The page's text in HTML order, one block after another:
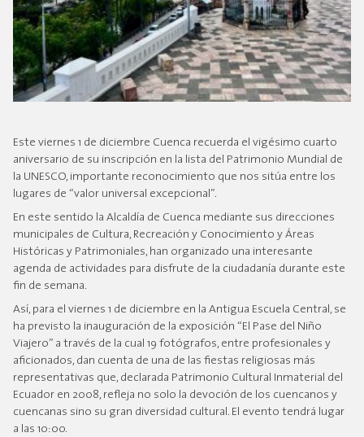
Este viernes 1 de diciembre Cuenca recuerda el vigésimo cuarto
aniversario de su inscripción en la lista del Patrimonio Mundial de
la UNESCO, importante reconocimiento que nos sitúa entre los
lugares de “valor universal excepcional”.
En este sentido la Alcaldía de Cuenca mediante sus direcciones
municipales de Cultura, Recreación y Conocimiento y Áreas
Históricas y Patrimoniales, han organizado una interesante
agenda de actividades para disfrute de la ciudadanía durante este
fin de semana.
Así, para el viernes 1 de diciembre en la Antigua Escuela Central, se
ha previsto la inauguración de la exposición “El Pase del Niño
Viajero” a través de la cual 19 fotógrafos, entre profesionales y
aficionados, dan cuenta de una de las fiestas religiosas más
representativas que, declarada Patrimonio Cultural Inmaterial del
Ecuador en 2008, refleja no solo la devoción de los cuencanos y
cuencanas sino su gran diversidad cultural. El evento tendrá lugar
a las 10:00.